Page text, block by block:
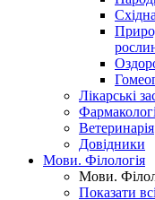
Лікарські
Ветеринарія
Довідники
Мови. Філологія
Мови.
Показати всі